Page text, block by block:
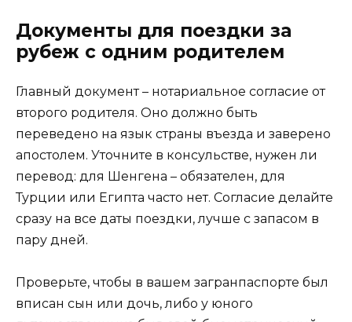
Документы для поездки за
рубеж с одним родителем
Главный документ – нотариальное согласие от
второго родителя. Оно должно быть
переведено на язык страны въезда и заверено
апостолем. Уточните в консульстве, нужен ли
перевод: для Шенгена – обязателен, для
Турции или Египта часто нет. Согласие делайте
сразу на все даты поездки, лучше с запасом в
пару дней.
Проверьте, чтобы в вашем загранпаспорте был
вписан сын или дочь, либо у юного